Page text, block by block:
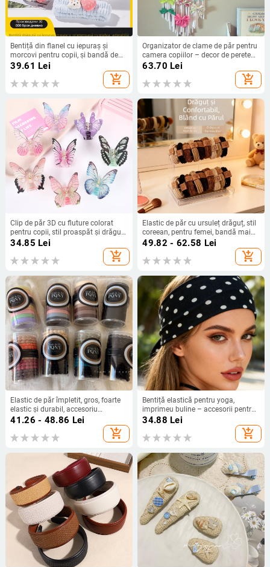
Bentiță din flanel cu iepuraș și
morcovi pentru copii, și bandă de
curățare a feței
39.61 Lei
add_shopping_cart
Organizator de clame de păr pentru
camera copiilor – decor de perete
pentru afișarea accesoriilor pentru
63.70 Lei
add_shopping_cart
Clip de păr 3D cu fluture colorat
pentru copii, stil proaspăt și drăguț,
pentru coc la ceafă, clip Shark
34.85 Lei
add_shopping_cart
Elastic de păr cu ursuleț drăguț, stil
coreean, pentru femei, bandă mai
groasă pentru cozi și coc, accesoriu
49.82 - 62.58 Lei
add_shopping_cart
Elastic de păr împletit, gros, foarte
elastic și durabil, accesoriu
premium pentru coada de cal
41.26 - 48.86 Lei
add_shopping_cart
Bentiță elastică pentru yoga,
imprimeu buline – accesorii pentru
păr, absorbant de transpirație,
34.88 Lei
add_shopping_cart